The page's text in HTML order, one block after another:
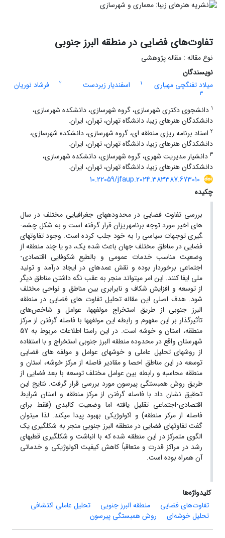
تفاوت‌های فضایی در منطقه البرز جنوبی
نوع مقاله : مقاله پژوهشی
نویسندگان
میلاد تفنگچی مهیاری
1 اسفندیار زبردست 2 فرشاد نوریان
3
1 دانشجوی دکتری شهرسازی، گروه شهرسازی، دانشکده شهرسازی،
دانشکدگان هنرهای زیبا، دانشگاه تهران، تهران، ایران.
2 استاد برنامه ریزی منطقه ای، گروه شهرسازی، دانشکده شهرسازی،
دانشکدگان هنرهای زبیا، دانشگاه تهران، تهران، ایران.
3 دانشیار مدیریت شهری، گروه شهرسازی، دانشکده شهرسازی،
دانشکدگان هنرهای زبیا، دانشگاه تهران، تهران، ایران.
10.22059/jfaup.2024.383387.673010
چکیده
بررسی تفاوت فضایی در محدوده­های جغرافیایی مختلف در سال
های اخیر مورد توجه برنامه­ریزان قرار گرفته است و به شکل چشم­
گیری توجهات سیاسی را به خود جلب کرده است. وجود تفاوت­های
فضایی در مناطق مختلف جهان باعث شده یک، دو یا چند منطقه از
وضعیت مناسب خدمات عمومی و بالطبع شکوفایی اقتصادی-
اجتماعی برخوردار بوده و نقش عمده­ای در ایجاد درآمد و تولید
ملی ایفا کنند. این امر می­تواند منجر به عقب نگه داشتن مناطق دیگر
از توسعه و افزایش شکاف و نابرابری بین مناطق و نواحی مختلف
شود. هدف اصلی این مقاله تحلیل تفاوت های فضایی در منطقه
البرز جنوبی از طریق استخراج مولفه­ها، عوامل و شاخص‌های
تأثیرگذار بر این مفهوم و رابطه این مولفه­ها با فاصله گرفتن از مرکز
منطقه، استان و خوشه است. در این راستا اطلاعات مربوط به 57
شهرستان واقع در محدوده منطقه البرز جنوبی استخراج و با استفاده
از روش­های تحلیل عاملی و خوشه­ای عوامل و مولفه های فضایی
توسعه در این مناطق احصا و مقادیر فاصله از مرکز خوشه، استان و
منطقه محاسبه و رابطه بین عوامل مختلف توسعه با بعد فضایی از
طریق روش همبستگی پیرسون مورد بررسی قرار گرفت. نتایج این
تحقیق نشان داد با فاصله گرفتن از مرکز منطقه و استان شرایط
اقتصادی-اجتماعی تقلیل یافته اما وضعیت کالبدی (فقط برای
فاصله از مرکز منطقه) و اکولوژیکی بهبود پیدا می­کند. لذا می­توان
گفت تفاوت­های فضایی در منطقه البرز جنوبی منجر به شکلگیری یک
الگوی متمرکز در این منطقه شده که با انباشت و شکل­گیری قطب­های
رشد در مراکز قدرت و متعاقباً کاهش کیفیت اکولوژیکی و خدماتی
آن همراه بوده است.
کلیدواژه‌ها
تفاوت‌های فضایی
منطقه البرز جنوبی
تحلیل عاملی اکتشافی
تحلیل خوشه‌ای
روش همبستگی پیرسون